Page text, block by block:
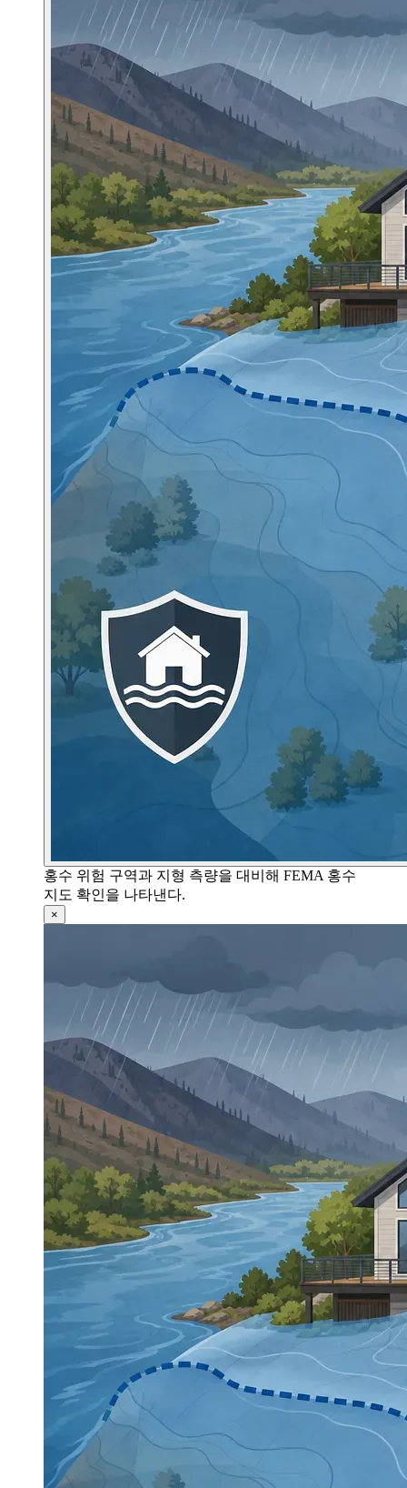
홍수 위험 구역과 지형 측량을 대비해 FEMA 홍수
지도 확인을 나타낸다.
×